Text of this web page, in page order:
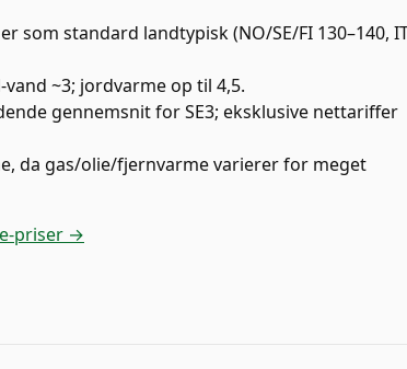
som standard landtypisk (NO/SE/FI 130–140,
~3; jordvarme op til 4,5.
gennemsnit for SE3; eksklusive nettariffer
da gas/olie/fjernvarme varierer for meget
priser →